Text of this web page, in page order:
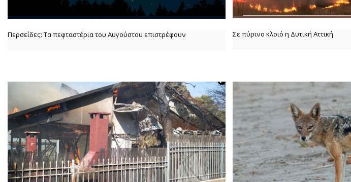
Περσείδες: Τα πεφταστέρια του Αυγούστου επιστρέφουν Σε πύρινο κλοιό η Δυτική Αττική